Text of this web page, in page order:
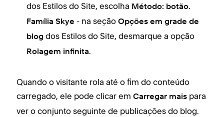
dos Estilos do Site, escolha Método: botão.
Família Skye - na seção Opções em grade de
blog dos Estilos do Site, desmarque a opção
Rolagem infinita.
Quando o visitante rola até o fim do conteúdo
carregado, ele pode clicar em Carregar mais para
ver o conjunto seguinte de publicações do blog.